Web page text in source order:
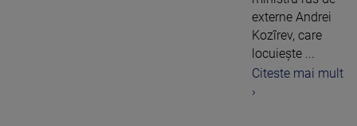
externe Andrei
Kozîrev, care
locuieşte ...
Citeste mai mult
›